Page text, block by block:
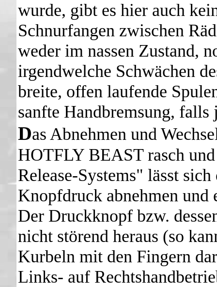
wurde, gibt es hier auch
Schnurfangen zwischen
weder im nassen Zustand,
irgendwelche Schwächen
breite, offen laufende
sanfte Handbremsung, falls
Das Abnehmen und
HOTFLY BEAST rasch
Release-Systems" lässt
Knopfdruck abnehmen und
Der Druckknopf bzw.
nicht störend heraus (so
Kurbeln mit den Fingern
Links- auf